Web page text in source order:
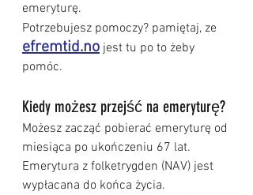
emeryturę.
Potrzebujesz pomoczy? pamiętaj, ze
efremtid.no jest tu po to żeby
pomóc.
Kiedy możesz przejść na emeryturę?
Możesz zacząć pobierać emeryturę od
miesiąca po ukończeniu 67 lat.
Emerytura z folketrygden (NAV) jest
wypłacana do końca życia.